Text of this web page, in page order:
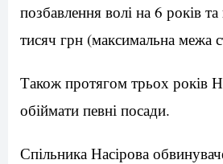
позбавлення волі на 6 років
тисяч грн (максимальна межа
Також протягом трьох років
обіймати певні посади.
Спільника Насірова